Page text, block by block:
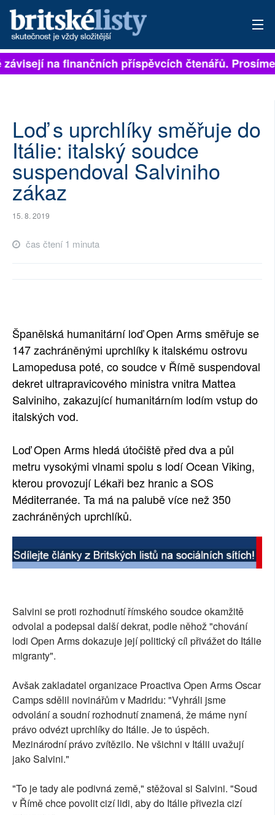
PŘIHLÁSIT
ARCHIV
ROZHOVORY
TÉMATA
PLNÁ VERZE STRÁNEK
na finančních příspěvcích čtenářů.
Loď s uprchlíky směřuje do
Itálie: italský soudce
suspendoval Salviniho
zákaz
15. 8. 2019
čas čtení 1 minuta
Španělská humanitární loď Open Arms směřuje se
147 zachráněnými uprchlíky k italskému ostrovu
Lamopedusa poté, co soudce v Římě suspendoval
dekret ultrapravicového ministra vnitra Mattea
Salviniho, zakazující humanitárním lodím vstup do
italských vod.
Loď Open Arms hledá útočiště před dva a půl
metru vysokými vlnami spolu s lodí Ocean Viking,
kterou provozují Lékaři bez hranic a SOS
Méditerranée. Ta má na palubě více než 350
zachráněných uprchlíků.
Salvini se proti rozhodnutí římského soudce okamžitě
odvolal a podepsal další dekrat, podle něhož "chování
lodi Open Arms dokazuje její politický cíl přivážet do Itálie
migranty".
Avšak zakladatel organizace Proactiva Open Arms Oscar
Camps sdělil novinářům v Madridu: "Vyhráli jsme
odvolání a soudní rozhodnutí znamená, že máme nyní
právo odvézt uprchlíky do Itálie. Je to úspěch.
Mezinárodní právo zvítězilo. Ne všichni v Itálii uvažují
jako Salvini."
"To je tady ale podivná země," stěžoval si Salvini. "Soud
v Římě chce povolit cizí lidi, aby do Itálie přivezla cizí